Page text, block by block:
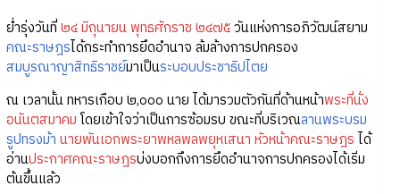
ย่ำรุ่งวันที่๒๔ มิถุนายน พุทธศักราช ๒๔๗๕วันแห่งการอภิวัฒน์สยาม
คณะราษฎรได้กระทำการยึดอำนาจ ล้มล้างการปกครอง
สมบูรณาญาสิทธิราชย์มาเป็นระบอบประชาธิปไตย
ณ เวลานั้น ทหารเกือบ ๒,๐๐๐ นาย ได้มารวมตัวกันที่ด้านหน้าพระที่นั่ง
อนันตสมาคมโดยเข้าใจว่าเป็นการซ้อมรบ ขณะที่บริเวณลานพระบรม
รูปทรงม้า นายพันเอกพระยาพหลพลพยุหเสนา หัวหน้าคณะราษฎร ได้
อ่านประกาศคณะราษฎรบ่งบอกถึงการยึดอำนาจการปกครองได้เริ่ม
ต้นขึ้นแล้ว